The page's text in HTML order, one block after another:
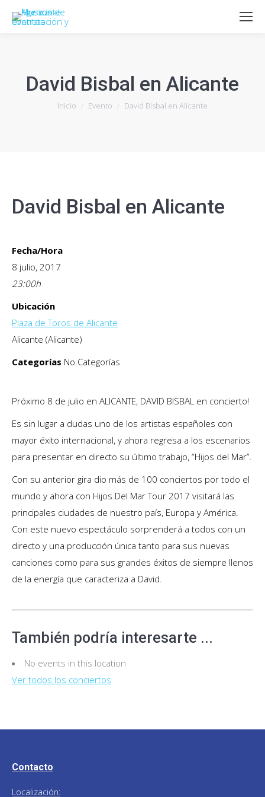
David Bisbal en Alicante
Estás aquí:
Inicio Evento David Bisbal en Alicante
David Bisbal en Alicante
Fecha/Hora
8 julio, 2017
23:00h
Ubicación
Plaza de Toros de Alicante
Alicante (Alicante)
Categorías No Categorías
Próximo 8 de julio en ALICANTE, DAVID BISBAL en concierto!
Es sin lugar a dudas uno de los artistas españoles con
mayor éxito internacional, y ahora regresa a los escenarios
para presentar en directo su último trabajo, “Hijos del Mar”.
Con su anterior gira dio más de 100 conciertos por todo el
mundo y ahora con Hijos Del Mar Tour 2017 visitará las
principales ciudades de nuestro país, Europa y América.
Con este nuevo espectáculo sorprenderá a todos con un
directo y una producción única tanto para sus nuevas
canciones como para sus grandes éxitos de siempre llenos
de la energía que caracteriza a David.
También podría interesarte ...
No events in this location
Ver todos los conciertos
Contacto
Localización: